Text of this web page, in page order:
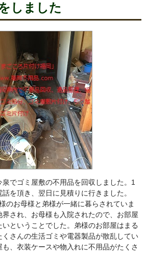
しました
でゴミ屋敷の不用品を回収しました。1
を頂き、翌日に見積りに行きました。
のお母様と弟様が一緒に暮らされていま
界され、お母様も入院されたので、お部屋
ということでした。弟様のお部屋はまる
さんの生活ゴミや電器製品が散乱してい
、衣装ケースや物入れに不用品がたくさ